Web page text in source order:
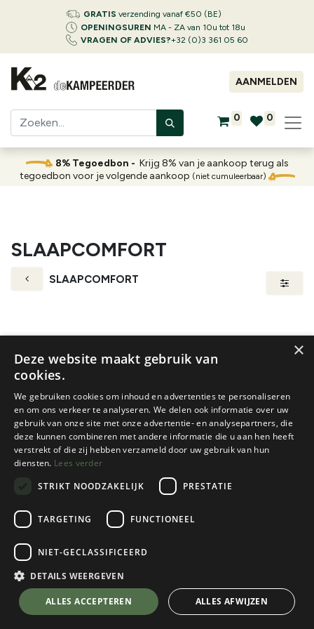
GRATIS verzending vanaf €50 (BE)
OPENINGSUREN MA - ZA van 10u tot 18u
VRAGEN OF ADVIES?+32 (0)3 361 05 60
AANMELDEN
0 0
8% Tegoedbon - Krijg 8% van je aankoop terug als
tegoedbon voor je volgende aankoop (niet cumuleerbaar)
SLAAPCOMFORT
SLAAPCOMFORT
Sea To Summit
AEROS PREMIUM PILLOW
4 color(s) available
€44,95
Sea To Summit
4 color(s) available
×
Deze website maakt gebruik van
cookies.
We gebruiken cookies om inhoud en advertenties te personaliseren
en om ons verkeer te analyseren. We delen ook informatie over uw
gebruik van onze site met onze advertentie- en analysepartners, die
deze kunnen combineren met andere informatie die u aan hen heeft
verstrekt of die zij hebben verzameld door uw gebruik van hun
diensten. Lees verder
STRIKT NOODZAKELIJK
PRESTATIE
TARGETING FUNCTIONEEL
NIET-GECLASSIFICEERD
DETAILS WEERGEVEN
ALLES ACCEPTEREN ALLES AFWIJZEN